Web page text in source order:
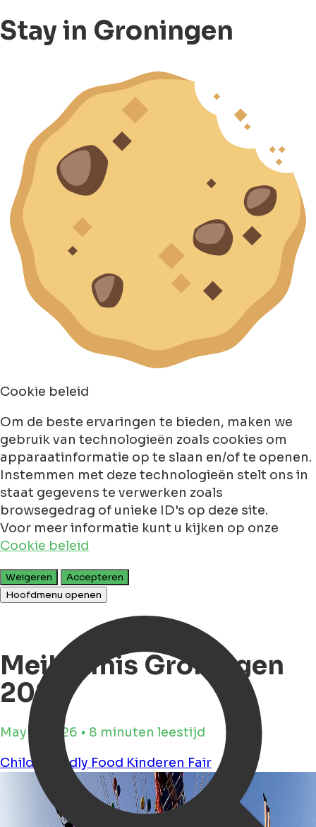
Stay in Groningen
Cookie beleid
Om de beste ervaringen te bieden, maken we
gebruik van technologieën zoals cookies om
apparaatinformatie op te slaan en/of te openen.
Instemmen met deze technologieën stelt ons in
staat gegevens te verwerken zoals
browsegedrag of unieke ID's op deze site.
Voor meer informatie kunt u kijken op onze
Cookie beleid
Weigeren
Accepteren
Hoofdmenu openen
Meikermis Groningen
2026
May 6, 2026 • 8 minuten leestijd
Child Friendly Food Kinderen Fair